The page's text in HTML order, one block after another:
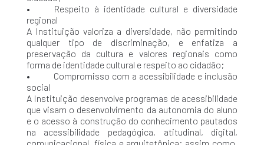
• Respeito à identidade cultural e diversidade
regional
A Instituição valoriza a diversidade, não permitindo
qualquer tipo de discriminação, e enfatiza a
preservação da cultura e valores regionais como
forma de identidade cultural e respeito ao cidadão;
• Compromisso com a acessibilidade e inclusão
social
A Instituição desenvolve programas de acessibilidade
que visam o desenvolvimento da autonomia do aluno
e o acesso à construção do conhecimento pautados
na acessibilidade pedagógica, atitudinal, digital,
comunicacional, física e arquitetônica; assim como,